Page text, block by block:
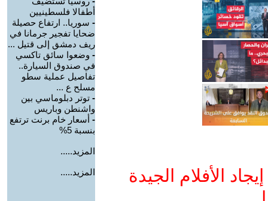
الأفلام الجيدة
أطفالا فلسطينيين
- سوريا.. ارتفاع حصيلة
ضحايا تفجير جرمانا في
ريف دمشق إلى قتيل ...
- وضعوا سائق تاكسي
في صندوق السيارة..
تفاصيل عملية سطو
مسلح ع ...
- توتر دبلوماسي بين
واشنطن وباريس
- أسعار خام برنت ترتفع
بنسبة 5%
المزيد.....
المزيد.....